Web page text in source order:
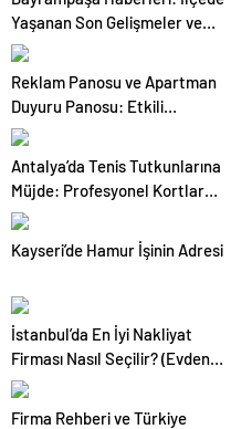
Yaşanan Son Gelişmeler ve
Güncel Gündem
Reklam Panosu ve Apartman
Duyuru Panosu: Etkili
İletişimin Vazgeçilmez
Antalya’da Tenis Tutkunlarına
Müjde: Profesyonel Kortlar
Artık Bir Tık Uzağınızda!
Kayseri’de Hamur İşinin Adresi
İstanbul’da En İyi Nakliyat
Firması Nasıl Seçilir? (Evden
Eve Nakliyat Rehberi)
Firma Rehberi ve Türkiye